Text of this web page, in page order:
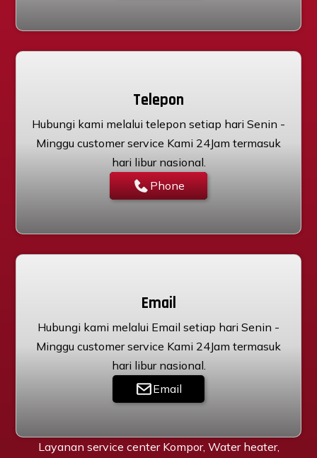
Telepon
Hubungi kami melalui telepon setiap hari Senin -
Minggu customer service Kami 24Jam termasuk
hari libur nasional.
Phone
Email
Hubungi kami melalui Email setiap hari Senin -
Minggu customer service Kami 24Jam termasuk
hari libur nasional.
Email
Layanan service center Kompor, Water heater,